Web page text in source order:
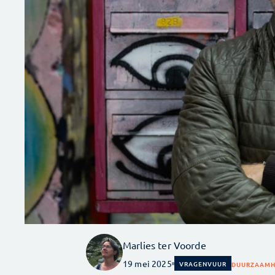
Marlies ter Voorde
19 mei 2025 VRAGENVUUR